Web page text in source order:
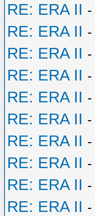
RE: ERA II -
RE: ERA II -
RE: ERA II -
RE: ERA II -
RE: ERA II -
RE: ERA II -
RE: ERA II -
RE: ERA II -
RE: ERA II -
RE: ERA II -